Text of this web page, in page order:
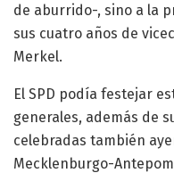
de aburrido-, sino a la
sus cuatro años de
Merkel.
El SPD podía festejar
generales, además de
celebradas también
Mecklenburgo-